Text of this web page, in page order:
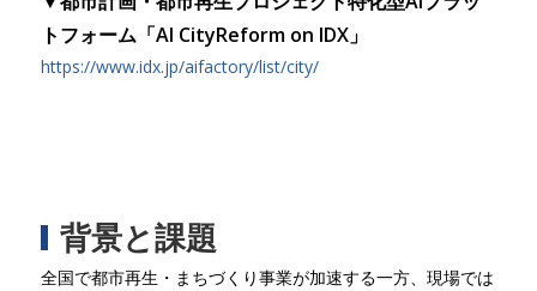
トフォーム「AI CityReform on IDX」
https://www.idx.jp/aifactory/list/city/
背景と課題
全国で都市再生・まちづくり事業が加速する一方、現場では